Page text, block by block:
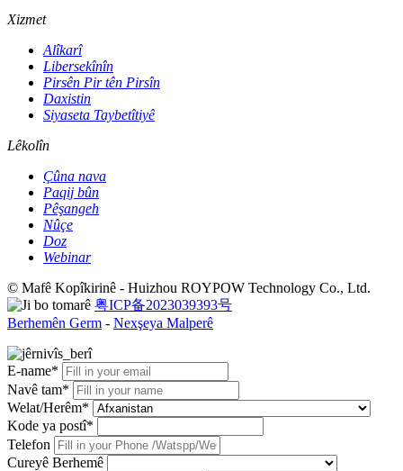
Xizmet
Alîkarî
Libersekînîn
Pirsên Pir tên Pirsîn
Daxistin
Siyaseta Taybetîtiyê
Lêkolîn
Çûna nava
Paqij bûn
Pêşangeh
Nûçe
Doz
Webinar
© Mafê Kopîkirinê - Huizhou ROYPOW Technology Co., Ltd.
粤ICP备2023039393号
Berhemên Germ - Nexşeya Malperê
E-name*
Navê tam*
Welat/Herêm*
Kode ya postî*
Telefon
Cureyê Berhemê